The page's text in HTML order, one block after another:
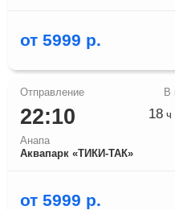
от 5999 р.
22:10
Анапа
Аквапарк «ТИКИ-ТАК»
18ч
от 5999 р.